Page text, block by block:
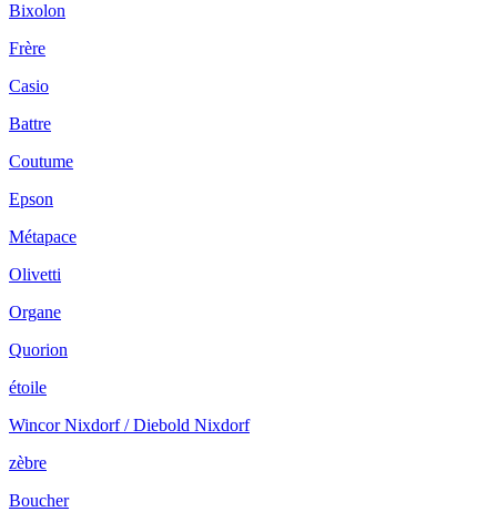
Bixolon
Frère
Casio
Battre
Coutume
Epson
Métapace
Olivetti
Organe
Quorion
étoile
Wincor Nixdorf / Diebold Nixdorf
zèbre
Boucher